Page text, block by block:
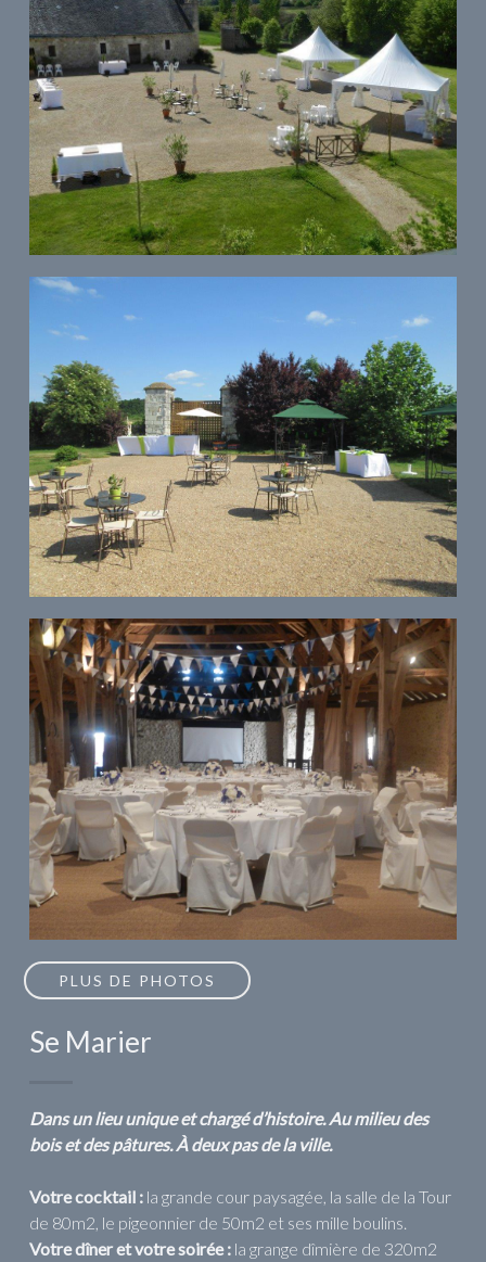
PLUS DE PHOTOS
Se Marier
Dans un lieu unique et chargé d’histoire. Au milieu des
bois et des pâtures. À deux pas de la ville.
Votre cocktail : la grande cour paysagée, la salle de la Tour
de 80m2, le pigeonnier de 50m2 et ses mille boulins.
Votre dîner et votre soirée : la grange dîmière de 320m2